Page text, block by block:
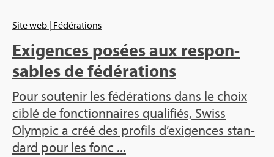
Site web | Fédé­ra­tions
Exi­gences posées aux res­pon­
sables de fédé­ra­tions
Pour sou­te­nir les fédé­ra­tions dans le choix
ciblé de fonc­tion­naires qua­li­fiés, Swiss
Olym­pic a créé des pro­fils d’exi­gences stan­
dard pour les fonc ...